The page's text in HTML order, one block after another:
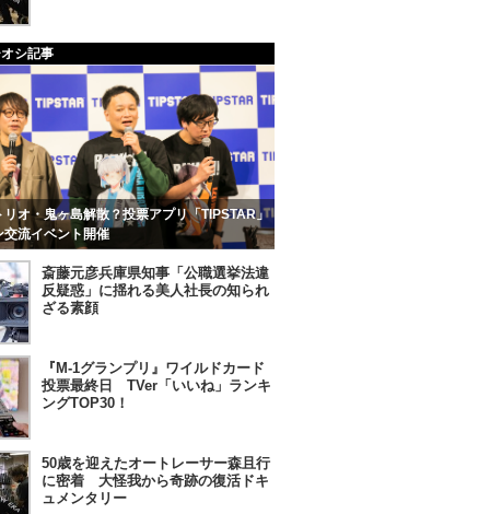
シ記事
リオ・鬼ヶ島解散？投票アプリ「TIPSTAR」
交流イベント開催
斎藤元彦兵庫県知事「公職選挙法違
反疑惑」に揺れる美人社長の知られ
ざる素顔
『M-1グランプリ』ワイルドカード
投票最終日 TVer「いいね」ランキ
ングTOP30！
50歳を迎えたオートレーサー森且行
に密着 大怪我から奇跡の復活ドキ
ュメンタリー